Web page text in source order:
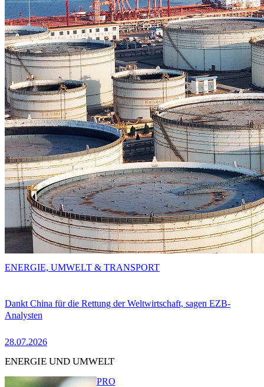
Dankt China für die Rettung der Weltwirtschaft, sagen EZB-
Analysten
28.07.2026
ENERGIE, UMWELT & TRANSPORT
ENERGIE UND UMWELT
PRO